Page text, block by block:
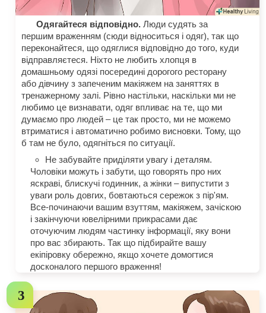
Одягайтеся відповідно. Люди судять за
першим враженням (сюди відноситься і одяг), так що
переконайтеся, що одяглися відповідно до того, куди
відправляєтеся. Ніхто не любить хлопця в
домашньому одязі посередині дорогого ресторану
або дівчину з запеченим макіяжем на заняттях в
тренажерному залі. Рівно настільки, наскільки ми не
любимо це визнавати, одяг впливає на те, що ми
думаємо про людей – це так просто, ми не можемо
втриматися і автоматично робимо висновки. Тому, що
б там не було, одягніться по ситуації.
Не забувайте приділяти увагу і деталям.
Чоловіки можуть і забути, що говорять про них
яскраві, блискучі годинник, а жінки – випустити з
уваги роль довгих, бовтаються сережок з пір'ям.
Все-починаючи вашим взуттям, макіяжем, зачіскою
і закінчуючи ювелірними прикрасами дає
оточуючим людям частинку інформації, яку вони
про вас збирають. Так що підбирайте вашу
екіпіровку обережно, якщо хочете домогтися
досконалого першого враження!